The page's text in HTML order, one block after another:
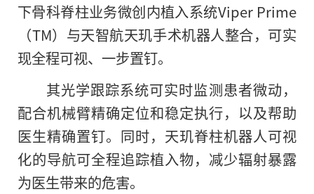
下骨科脊柱业务微创内植入系统Viper Prime
（TM）与天智航天玑手术机器人整合，可实
现全程可视、一步置钉。
其光学跟踪系统可实时监测患者微动，
配合机械臂精确定位和稳定执行，以及帮助
医生精确置钉。同时，天玑脊柱机器人可视
化的导航可全程追踪植入物，减少辐射暴露
为医生带来的危害。